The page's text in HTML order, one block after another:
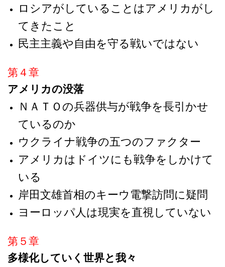
ロシアがしていることはアメリカがし
てきたこと
民主主義や自由を守る戦いではない
第４章
アメリカの没落
ＮＡＴＯの兵器供与が戦争を長引かせ
ているのか
ウクライナ戦争の五つのファクター
アメリカはドイツにも戦争をしかけて
いる
岸田文雄首相のキーウ電撃訪問に疑問
ヨーロッパ人は現実を直視していない
第５章
多様化していく世界と我々